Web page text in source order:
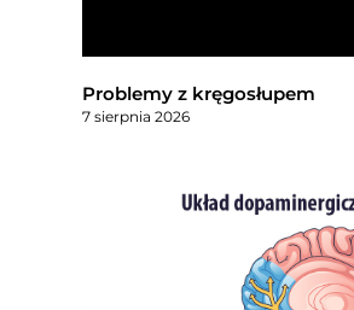
Problemy z kręgosłupem
7 sierpnia 2026